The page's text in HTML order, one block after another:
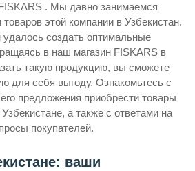
. Мы давно занимаемся
этой компании в Узбекистан.
создать оптимальные
в наш магазин FISKARS в
такую продукцию, вы сможете
для себя выгоду. Ознакомьтесь с
предложения приобрести товары
а также с ответами на
покупателей.
ваши